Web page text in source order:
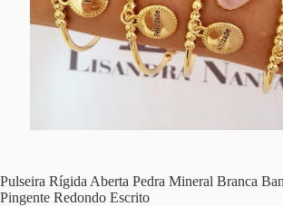
Pulseira Rígida Aberta Pedra Mineral Branca
Pingente Redondo Escrito